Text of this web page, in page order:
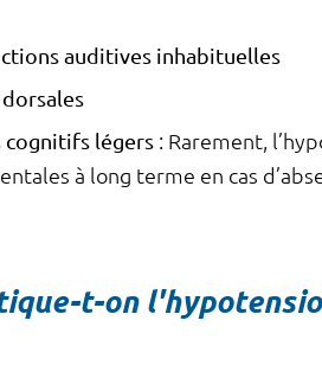
auditives inhabituelles
cognitifs légers : Rarement,
à long terme en cas
t-on